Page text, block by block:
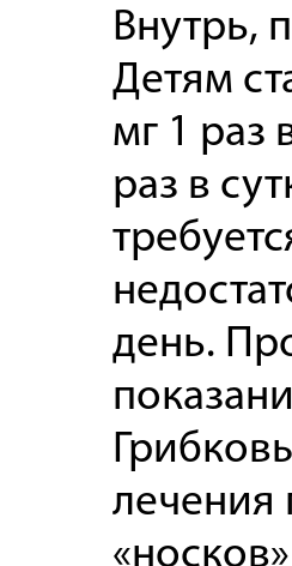
Внутрь,
Детям
мг 1 раз
раз в
день.
лечения